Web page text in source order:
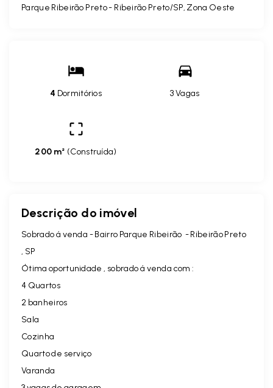
Parque Ribeirão Preto - Ribeirão Preto/SP, Zona Oeste
4 Dormitórios 3 Vagas
200 m² (Construída)
Descrição do imóvel
Sobrado á venda - Bairro Parque Ribeirão - Ribeirão Preto
, SP
Ótima oportunidade , sobrado á venda com :
4 Quartos
2 banheiros
Sala
Cozinha
Quarto de serviço
Varanda